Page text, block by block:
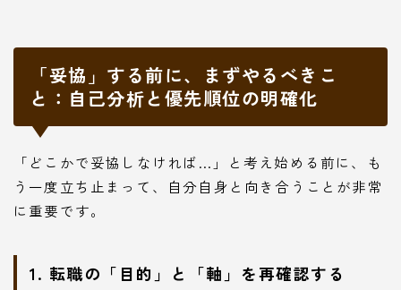
「妥協」する前に、まずやるべきこ
と：自己分析と優先順位の明確化
「どこかで妥協しなければ…」と考え始める前に、も
う一度立ち止まって、自分自身と向き合うことが非常
に重要です。
1. 転職の「目的」と「軸」を再確認する